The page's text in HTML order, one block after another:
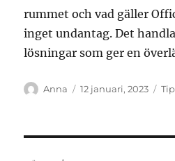
rummet och vad gäller
inget undantag. Det
lösningar som ger en
Författare
Anna
Publicerat
12 januari, 2023